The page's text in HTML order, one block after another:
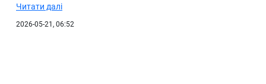
Читати далі
2026-05-21, 06:52